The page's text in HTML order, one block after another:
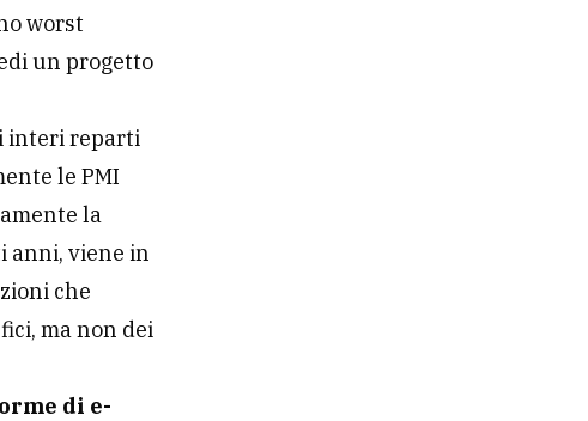
worst
un progetto
interi reparti
le PMI
la
anni, viene in
che
ma non dei
di e-